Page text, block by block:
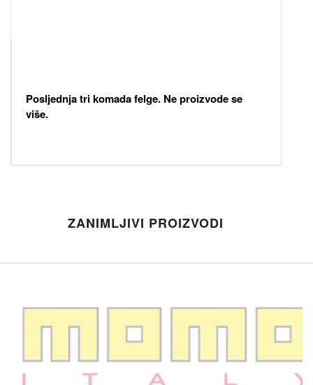
Posljednja tri komada felge. Ne proizvode se
više.
ZANIMLJIVI PROIZVODI